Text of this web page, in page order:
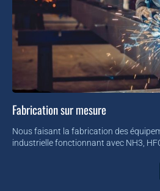
Fabrication sur mesure
Nous faisant la fabrication des
industrielle fonctionnant avec NH3,